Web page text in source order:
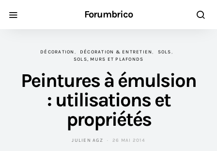
Forumbrico
DÉCORATION DÉCORATION & ENTRETIEN
SOLS
SOLS, MURS ET PLAFONDS
Peintures à émulsion
: utilisations et
propriétés
JULIEN AGZ 26 MAI 2014